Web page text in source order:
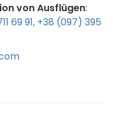
von Ausflügen:
69 91, +38 (097) 395